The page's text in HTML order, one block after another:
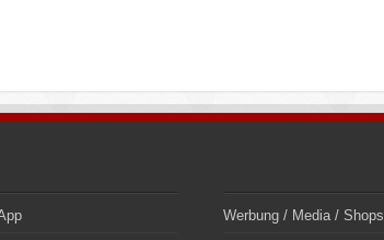
Werbung / Media / Shops